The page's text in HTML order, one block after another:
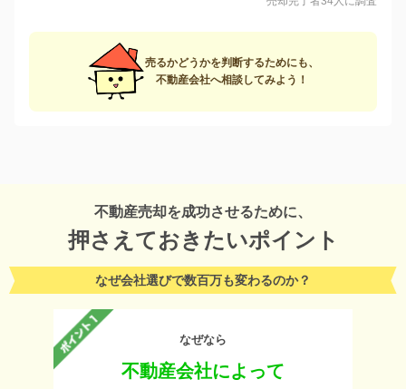
売るかどうかを判断するためにも、
不動産会社へ相談してみよう！
不動産売却を成功させるために、
押さえておきたいポイント
なぜ会社選びで数百万も変わるのか？
なぜなら
不動産会社によって